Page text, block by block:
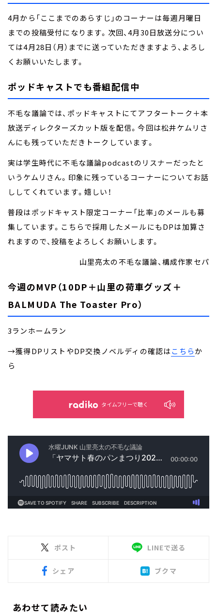
4月から「ここまでのあらすじ」のコーナーは毎週月曜日
までの投稿受付になります。次回、4月30日放送分につい
ては4月28日（月）までに送っていただきますよう、よろし
くお願いいたします。
ポッドキャストでも番組配信中
不毛な議論では、ポッドキャストにてアフタートーク＋本
放送ディレクターズカット版を配信。今回は松井ケムリさ
んにも残っていただきトークしています。
実は学生時代に不毛な議論podcastのリスナーだったと
いうケムリさん。印象に残っているコーナーについてお話
ししてくれています。嬉しい！
普段はポッドキャスト限定コーナー「比率」のメールも募
集しています。こちらで採用したメールにもDPは加算さ
れますので、投稿をよろしくお願いします。
山里亮太の不毛な議論、構成作家セパ
今週のMVP（10DP＋山里の荷車グッズ＋
BALMUDA The Toaster Pro）
3ランホームラン
→獲得DPリストやDP交換ノベルディの確認はこちらか
ら
タイムフリーで聴く
ポスト LINEで送る
シェア ブクマ
あわせて読みたい